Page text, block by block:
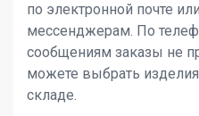
по электронной почте
мессенджерам. По
сообщениям заказы не
можете выбрать
складе.